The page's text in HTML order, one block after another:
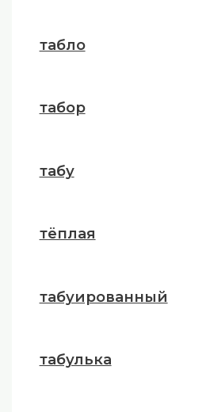
табло
табор
табу
тёплая
табуированный
табулька